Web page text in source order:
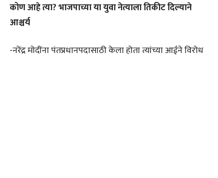
कोण आहे त्या? भाजपाच्या या युवा नेत्याला तिकीट दिल्याने
आश्चर्य
-नरेंद्र मोदींना पंतप्रधानपदासाठी केला होता त्यांच्या आईने विरोध